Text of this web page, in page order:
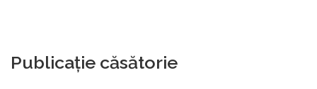
Publicație căsătorie